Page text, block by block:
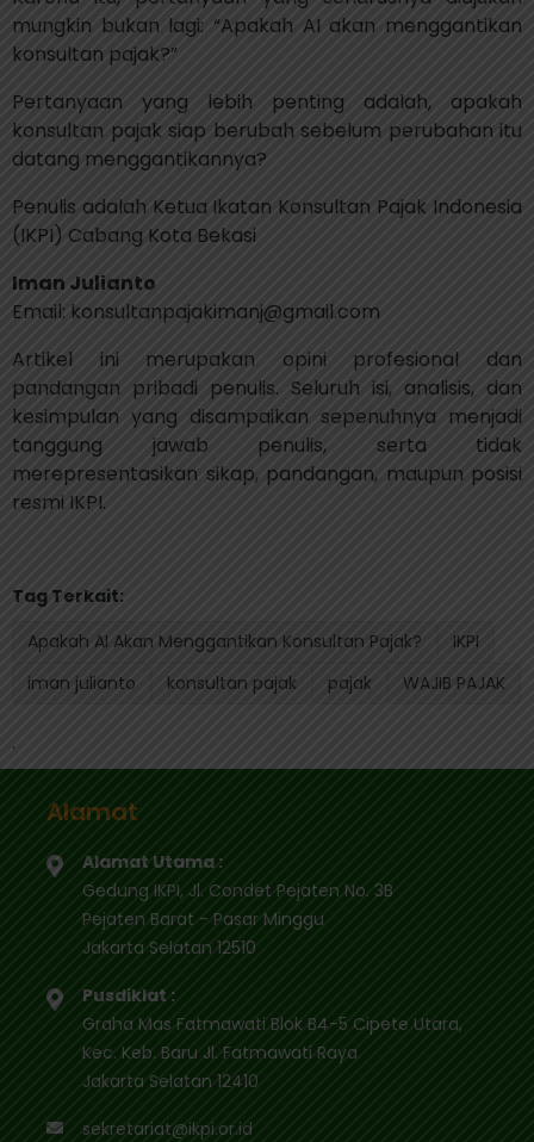
mungkin bukan lagi: “Apakah AI akan menggantikan
konsultan pajak?”
Pertanyaan yang lebih penting adalah, apakah
konsultan pajak siap berubah sebelum perubahan itu
datang menggantikannya?
Penulis adalah Ketua Ikatan Konsultan Pajak Indonesia
(IKPI) Cabang Kota Bekasi
Iman Julianto
Email: konsultanpajakimanj@gmail.com
Artikel ini merupakan opini profesional dan
pandangan pribadi penulis. Seluruh isi, analisis, dan
kesimpulan yang disampaikan sepenuhnya menjadi
tanggung jawab penulis, serta tidak
merepresentasikan sikap, pandangan, maupun posisi
resmi IKPI.
Tag Terkait:
Apakah AI Akan Menggantikan Konsultan Pajak?
IKPI
iman julianto
konsultan pajak pajak WAJIB PAJAK
.
Alamat
Alamat Utama :
Gedung IKPI, Jl. Condet Pejaten No. 3B
Pejaten Barat - Pasar Minggu
Jakarta Selatan 12510
Pusdiklat :
Graha Mas Fatmawati Blok B4-5 Cipete Utara,
Kec. Keb. Baru Jl. Fatmawati Raya
Jakarta Selatan 12410
sekretariat@ikpi.or.id